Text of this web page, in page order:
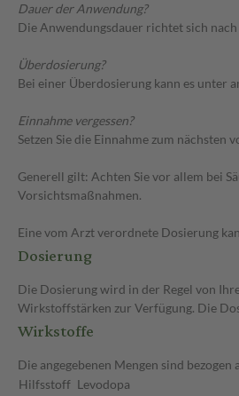
Dauer der Anwendung?
Die Anwendungsdauer richtet sich
Überdosierung?
Bei einer Überdosierung kann es unter
Einnahme vergessen?
Setzen Sie die Einnahme zum
Generell gilt: Achten Sie vor allem bei
Vorsichtsmaßnahmen.
Eine vom Arzt verordnete Dosierung
Dosierung
Die Dosierung wird in der Regel von
Wirkstoffstärken zur Verfügung. Die
Wirkstoffe
Die angegebenen Mengen sind bezogen
Hilfsstoff Levodopa